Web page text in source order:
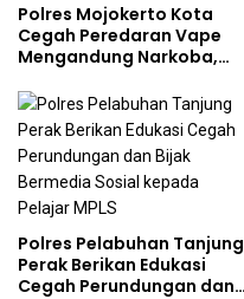
Polres Mojokerto Kota
Cegah Peredaran Vape
Mengandung Narkoba,
Kalangan Remaja
Polres Pelabuhan Tanjung
Perak Berikan Edukasi
Cegah Perundungan dan